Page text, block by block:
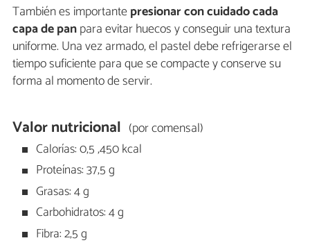
También es importantepresionar con cuidado cada
capa de panpara evitar huecos y conseguir una textura
uniforme. Una vez armado, el pastel debe refrigerarse el
tiempo suficiente para que se compacte y conserve su
forma al momento de servir.
Valor nutricional (por comensal)
Calorías: 0,5 ,450 kcal
Proteínas: 37,5 g
Grasas: 4 g
Carbohidratos: 4 g
Fibra: 2,5 g